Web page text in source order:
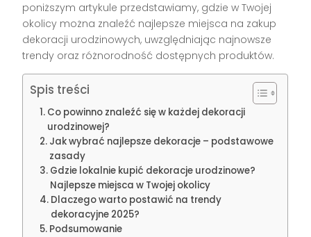
poniższym artykule przedstawiamy, gdzie w Twojej
okolicy można znaleźć najlepsze miejsca na zakup
dekoracji urodzinowych, uwzględniając najnowsze
trendy oraz różnorodność dostępnych produktów.
Spis treści
Co powinno znaleźć się w każdej dekoracji
urodzinowej?
Jak wybrać najlepsze dekoracje – podstawowe
zasady
Gdzie lokalnie kupić dekoracje urodzinowe?
Najlepsze miejsca w Twojej okolicy
Dlaczego warto postawić na trendy
dekoracyjne 2025?
Podsumowanie